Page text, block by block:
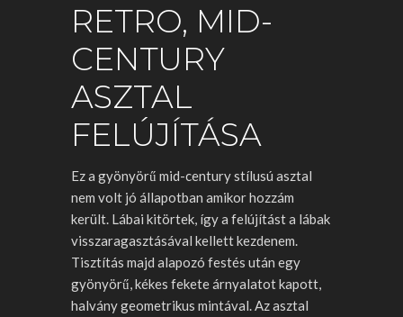
RETRO, MID-
CENTURY
ASZTAL
FELÚJÍTÁSA
Ez a gyönyörű mid-century stílusú asztal
nem volt jó állapotban amikor hozzám
került. Lábai kitörtek, így a felújítást a lábak
visszaragasztásával kellett kezdenem.
Tisztítás majd alapozó festés után egy
gyönyörű, kékes fekete árnyalatot kapott,
halvány geometrikus mintával. Az asztal